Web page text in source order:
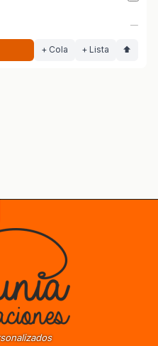
—
+ Cola + Lista ⬆